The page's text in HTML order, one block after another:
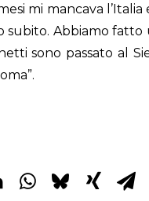
mi mancava
Abbiamo fatto
sono passato al